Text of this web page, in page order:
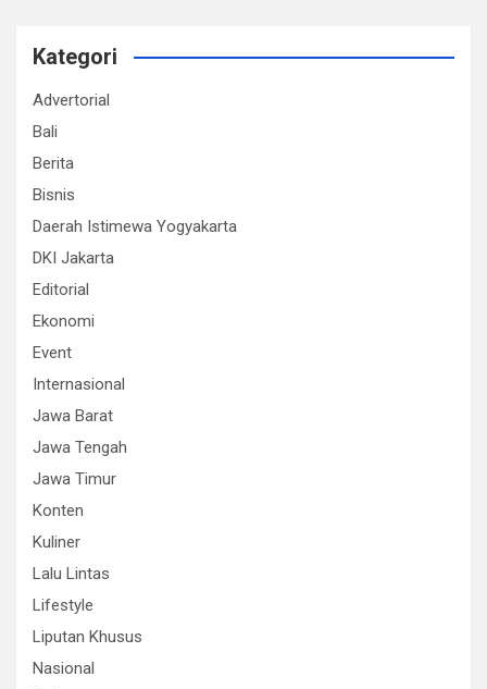
Kategori
Advertorial
Bali
Berita
Bisnis
Daerah Istimewa Yogyakarta
DKI Jakarta
Editorial
Ekonomi
Event
Internasional
Jawa Barat
Jawa Tengah
Jawa Timur
Konten
Kuliner
Lalu Lintas
Lifestyle
Liputan Khusus
Nasional